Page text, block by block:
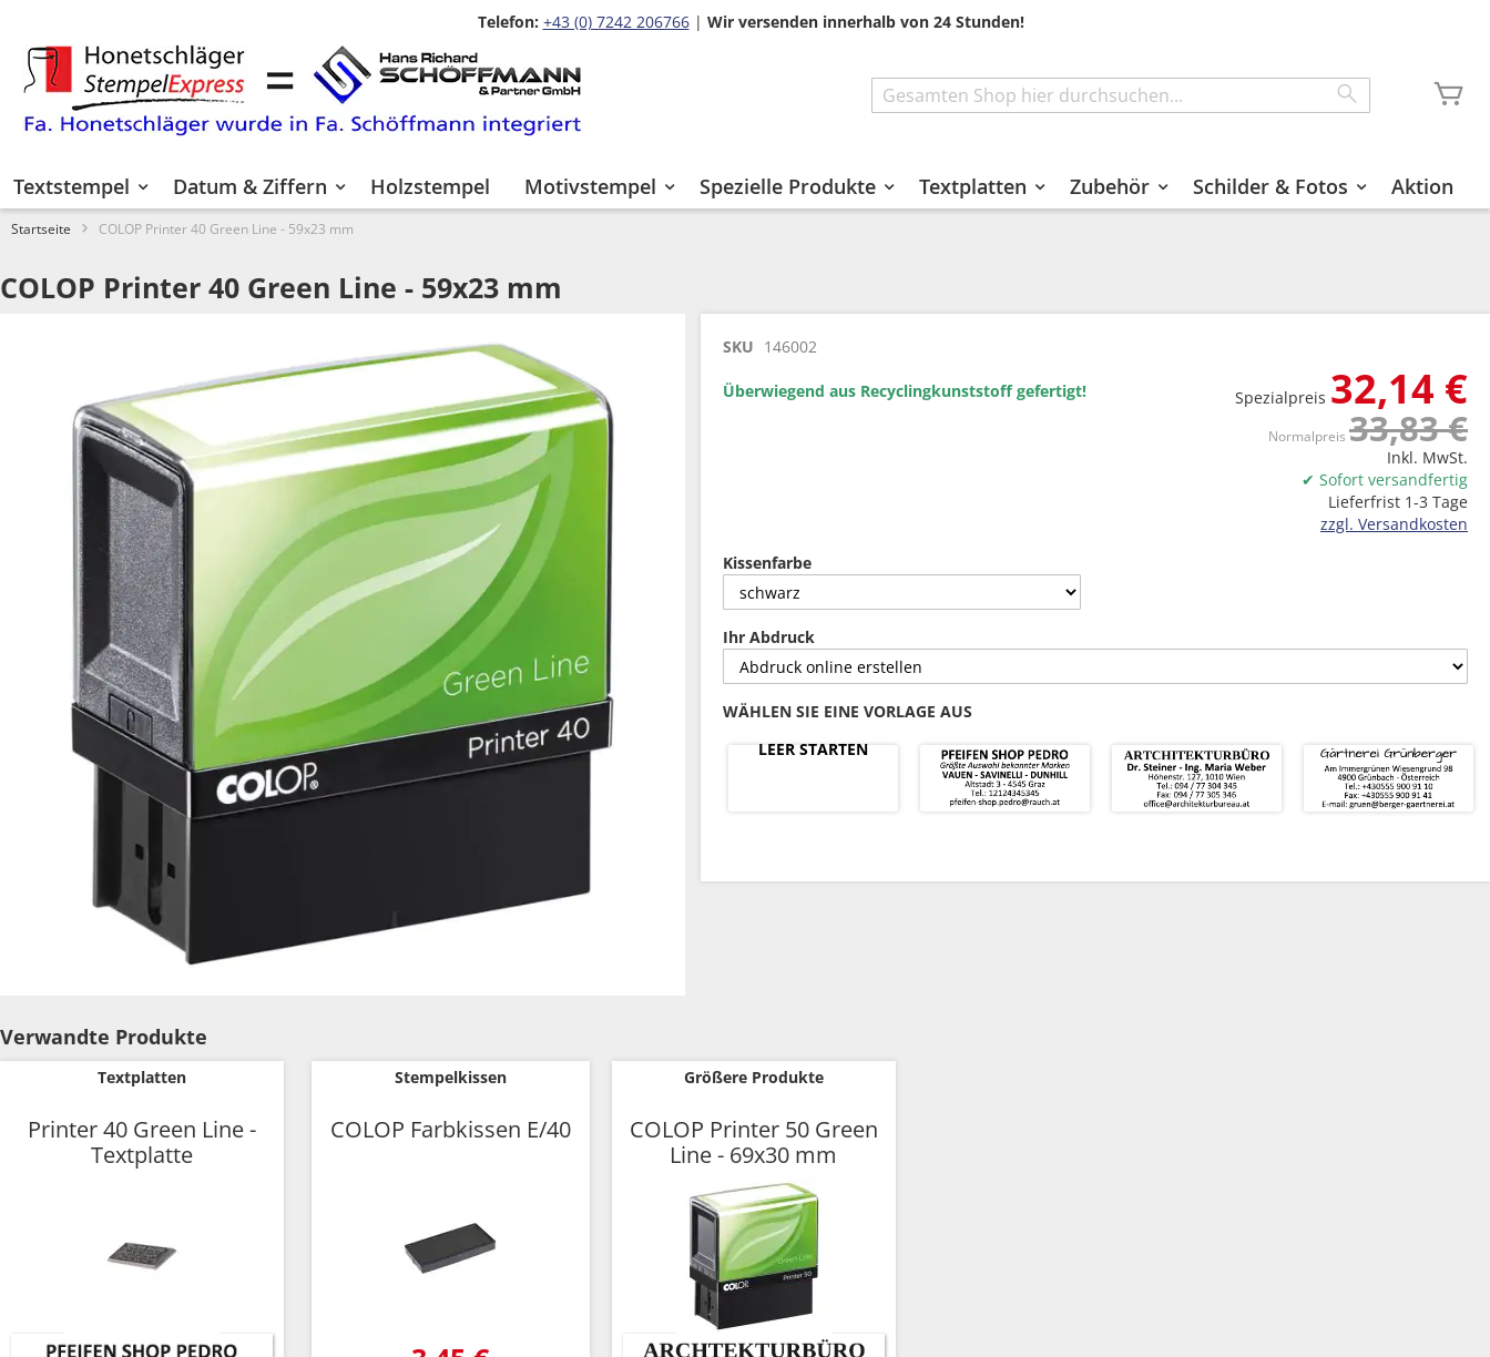
Telefon: +43 (0) 7242 206766| Wir versenden innerhalb von 24 Stunden!
Zum
Inhalt
springen
Textstempel Datum & Ziffern Holzstempel Motivstempel Spezielle Produkte Textplatten Zubehör Schilder & Fotos Aktion
Startseite COLOP Printer 40 Green Line - 59x23 mm
COLOP Printer 40 Green Line - 59x23 mm
Anfang
SKU 146002
Spezialpreis 32,14 €
Normalpreis 33,83 €
Inkl. MwSt.
✔ Sofort versandfertig
Lieferfrist 1-3 Tage
zzgl. Versandkosten
Überwiegend aus Recyclingkunststoff gefertigt!
Kissenfarbe
Ihr Abdruck
WÄHLEN SIE EINE VORLAGE AUS
LEER STARTEN
Verwandte Produkte
Textplatten
Printer 40 Green Line -
Textplatte
Stempelkissen
COLOP Farbkissen E/40
Größere Produkte
COLOP Printer 50 Green
Line - 69x30 mm